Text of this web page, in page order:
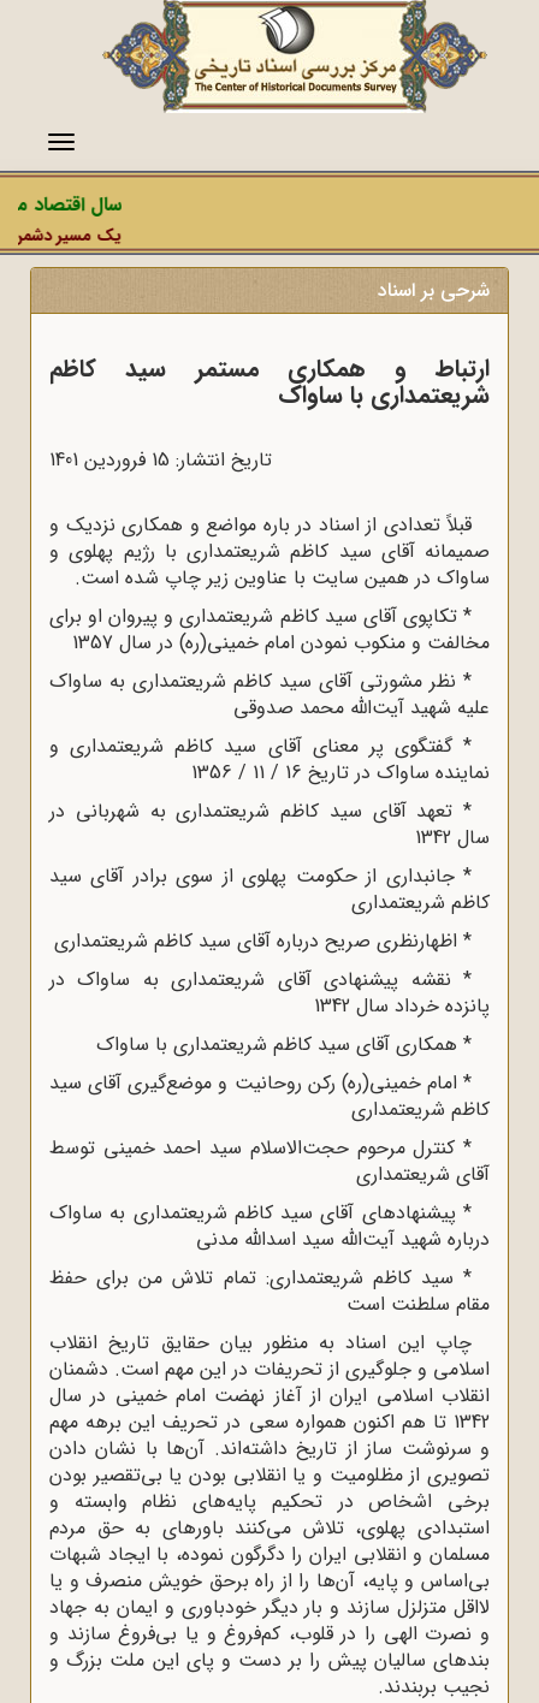
منو
سال اقتصاد
یک مسیر دشمن،
شرحی بر اسناد
ارتباط و همکاری مستمر سید کاظم
شریعتمداری با ساواک
تاریخ انتشار: 15 فروردين 1401
قبلاً تعدادی از اسناد در باره مواضع و همکاری نزدیک و
صمیمانه آقای سید کاظم شریعتمداری با رژیم پهلوی و
ساواک در همین سایت با عناوین زیر چاپ شده است.
* تکاپوی آقای سید کاظم شریعتمداری و پیروان او برای
مخالفت و منکوب نمودن امام خمینی(ره) در سال 1357
* نظر مشورتی آقای سید کاظم شریعتمداری به ساواک
علیه شهید آیت‌الله محمد صدوقی
* گفتگوی پر معنای آقای سید کاظم شریعتمداری و
نماینده ساواک در تاریخ 16 / 11 / 1356
* تعهد آقای سید کاظم شریعتمداری به شهربانی در
سال 1342
* جانبداری از حکومت پهلوی از سوی برادر آقای سید
کاظم شریعتمداری
* اظهارنظری صریح درباره آقای سید کاظم شریعتمداری
* نقشه پیشنهادی آقای شریعتمداری به ساواک در
پانزده خرداد سال 1342
* همکاری آقای سید کاظم شریعتمداری با ساواک
* امام خمینی(ره) رکن روحانیت و موضع‌گیری آقای سید
کاظم شریعتمداری
* کنترل مرحوم حجت‌الاسلام سید احمد خمینی توسط
آقای شریعتمداری
* پیشنهادهای آقای سید کاظم شریعتمداری به ساواک
درباره شهید آیت‌الله سید اسدالله مدنی
* سید کاظم شریعتمداری: تمام تلاش‌ من برای حفظ
مقام سلطنت است
چاپ این اسناد به منظور بیان حقایق تاریخ انقلاب
اسلامی و جلوگیری از تحریفات در این مهم است. دشمنان
انقلاب اسلامی ایران از آغاز نهضت امام خمینی در سال
1342 تا هم اکنون همواره سعی در تحریف این برهه مهم
و سرنوشت ساز از تاریخ داشته‌اند. آن‌ها با نشان دادن
تصویری از مظلومیت و یا انقلابی بودن یا بی‌تقصیر بودن
برخی اشخاص در تحکیم پایه‌های نظام وابسته و
استبدادی پهلوی، تلاش می‌کنند باورهای به حق مردم
مسلمان و انقلابی ایران را دگرگون نموده، با ایجاد شبهات
بی‌اساس و پایه، آن‌ها را از راه برحق خویش منصرف و یا
لااقل متزلزل سازند و بار دیگر خودباوری و ایمان به جهاد
و نصرت الهی را در قلوب، کم‌فروغ و یا بی‌فروغ سازند و
بندهای سالیان پیش را بر دست و پای این ملت بزرگ و
نجیب بربندند.